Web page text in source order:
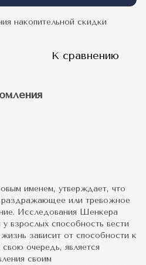
накопительной скидки
К сравнению
именем, утверждает, что
или тревожное
Исследования Шенкера
взрослых способность вести
зависит от способности к
очередь, является
своим